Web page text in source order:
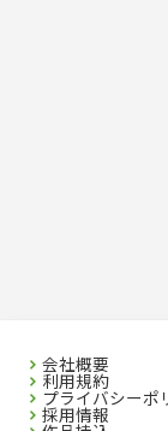
会社概要
利用規約
プライバシーポ
採用情報